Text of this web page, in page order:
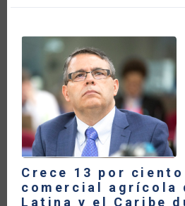
DE
AMÉRICA
LATINA
Y
EL
CARIBE
DURANTE
LA
PANDEMIA
DEL
COVID-
19
Crece 13 por
comercial agrícola
Latina y el Caribe